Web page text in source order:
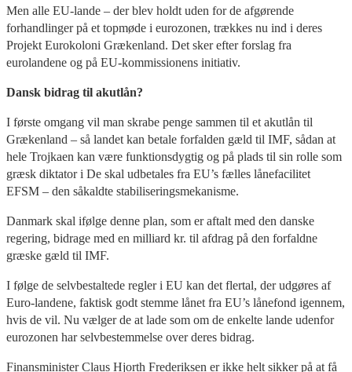
Men alle EU-lande – der blev holdt uden for de afgørende
forhandlinger på et topmøde i eurozonen, trækkes nu ind i deres
Projekt Eurokoloni Grækenland. Det sker efter forslag fra
eurolandene og på EU-kommissionens initiativ.
Dansk bidrag til akutlån?
I første omgang vil man skrabe penge sammen til et akutlån til
Grækenland – så landet kan betale forfalden gæld til IMF, sådan at
hele Trojkaen kan være funktionsdygtig og på plads til sin rolle som
græsk diktator i De skal udbetales fra EU’s fælles lånefacilitet
EFSM – den såkaldte stabiliseringsmekanisme.
Danmark skal ifølge denne plan, som er aftalt med den danske
regering, bidrage med en milliard kr. til afdrag på den forfaldne
græske gæld til IMF.
I følge de selvbestaltede regler i EU kan det flertal, der udgøres af
Euro-landene, faktisk godt stemme lånet fra EU’s lånefond igennem,
hvis de vil. Nu vælger de at lade som om de enkelte lande udenfor
eurozonen har selvbestemmelse over deres bidrag.
Finansminister Claus Hjorth Frederiksen er ikke helt sikker på at få